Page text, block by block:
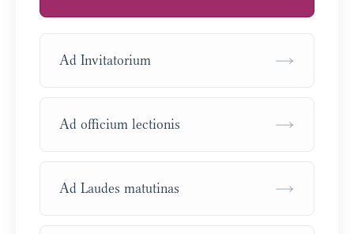
Ad Invitatorium →
Ad officium lectionis →
Ad Laudes matutinas →